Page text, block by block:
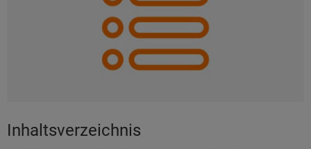
Inhaltsverzeichnis